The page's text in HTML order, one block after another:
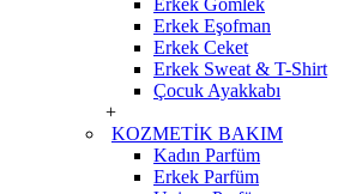
Erkek Gömlek
Erkek Eşofman
Erkek Ceket
Erkek Sweat & T-Shirt
Çocuk Ayakkabı
+
KOZMETİK BAKIM
Kadın Parfüm
Erkek Parfüm